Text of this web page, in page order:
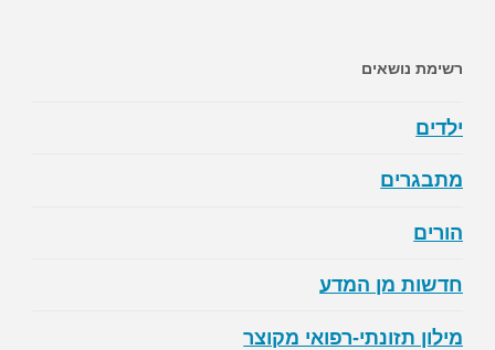
רשימת נושאים
ילדים
מתבגרים
הורים
חדשות מן המדע
מילון תזונתי-רפואי מקוצר